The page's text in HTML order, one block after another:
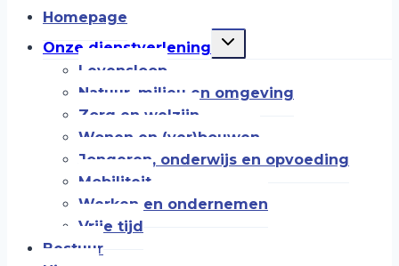
Homepage
Onze dienstverlening
Toggle
submenu
Levensloop
Natuur, milieu en omgeving
Zorg en welzijn
Wonen en (ver)bouwen
Jongeren, onderwijs en opvoeding
Mobiliteit
Werken en ondernemen
Vrije tijd
Bestuur